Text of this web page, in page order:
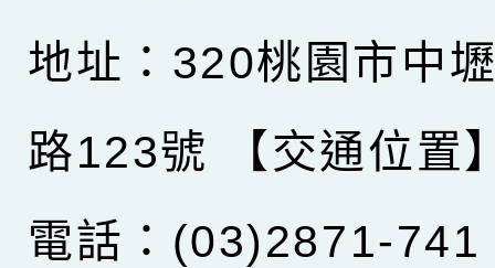
地址：320桃園市中
路123號
【交通位置
電話：(03)2871-741